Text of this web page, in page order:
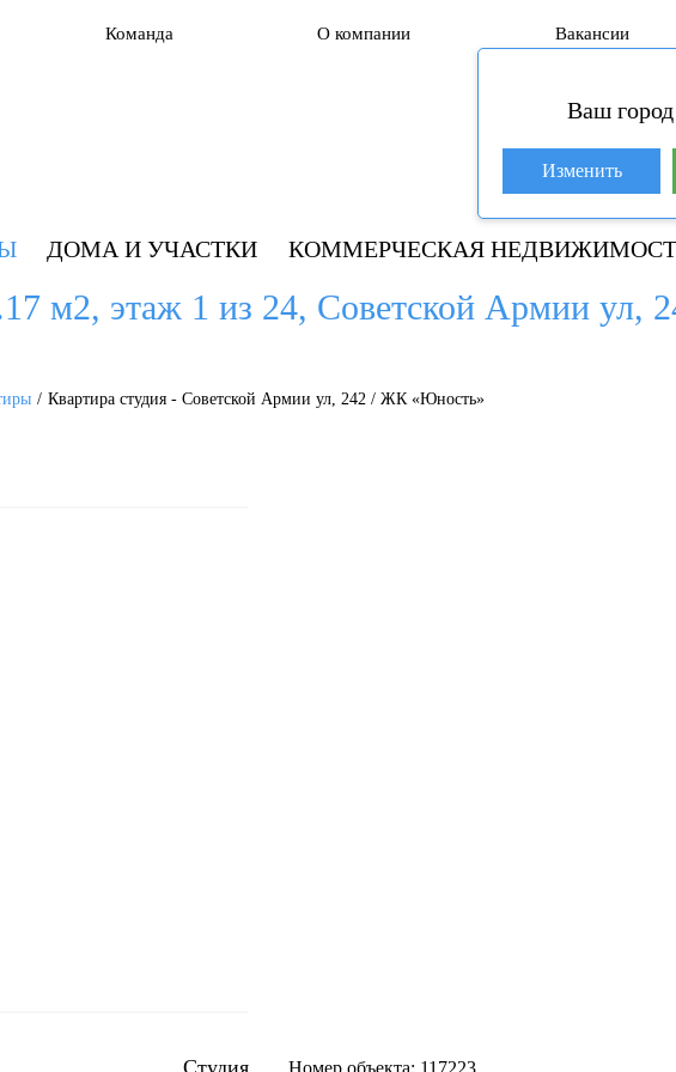
Команда О компании Вакансии
ДОМА И УЧАСТКИ КОММЕРЧЕСКАЯ
Ваш
Изменить
м2, этаж 1 из 24, Советской Армии ул,
Квартира студия - Советской Армии ул, 242 / ЖК «Юность»
Студия
Номер объекта: 117223